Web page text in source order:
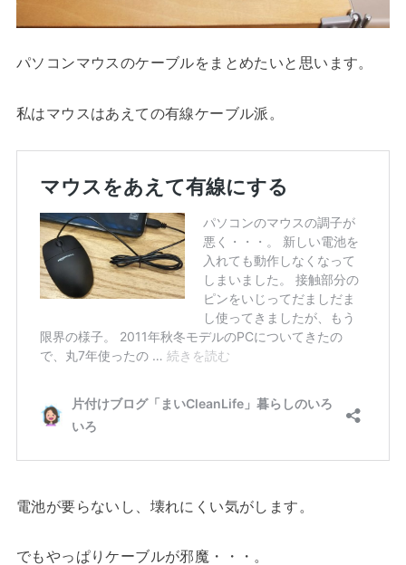
パソコンマウスのケーブルをまとめたいと思います。
私はマウスはあえての有線ケーブル派。
電池が要らないし、壊れにくい気がします。
でもやっぱりケーブルが邪魔・・・。